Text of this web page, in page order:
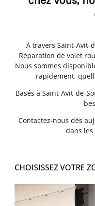
À travers Saint-Avit-
Réparation de volet
Nous sommes
rapidement,
Basés à Saint-Avit-de-
Contactez-nous dès
dans
CHOISISSEZ VOTRE